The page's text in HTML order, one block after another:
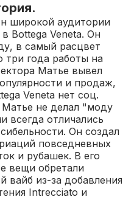
широкой аудитории
Bottega Veneta. Он
в самый расцвет
три года работы на
Матье вывел
и продаж,
Veneta нет соц.
Матье не делал "моду
всегда отличались
Он создал
повседневных
и рубашек. В его
вещи обретали
вайб из-за добавления
Intrecciato и